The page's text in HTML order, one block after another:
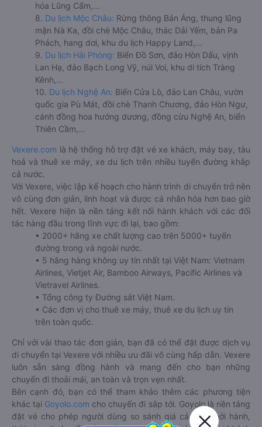
hóa Lũng Cẩm,...
8. Du lịch Mộc Châu: Rừng thông Bản Áng, thung lũng
mận Nà Ka, đồi chè Mộc Châu, thác Dải Yếm, bản Pa
Phách, hang dơi, khu du lịch Happy Land,...
9. Du lịch Hải Phòng: Biển Đồ Sơn, đảo Hòn Dấu, vịnh
Lan Hạ, đảo Bạch Long Vỹ, núi Voi, khu di tích Tràng
Kênh,...
10. Du lịch Nghệ An: Biển Cửa Lò, đảo Lan Châu, vườn
quốc gia Pù Mát, đồi chè Thanh Chương, đảo Hòn Ngư,
cánh đồng hoa hướng dương, đồng cừu Nghệ An, biển
Thiên Cầm,...
Vexere.com là hệ thống hỗ trợ đặt vé xe khách, máy bay, tàu
hoả và thuê xe máy, xe du lịch trên nhiều tuyến đường khắp
cả nước.
Với Vexere, việc lập kế hoạch cho hành trình di chuyển trở nên
vô cùng đơn giản, linh hoạt và được cá nhân hóa hơn bao giờ
hết. Vexere hiện là nền tảng kết nối hành khách với các đối
tác hàng đầu trong lĩnh vực đi lại, bao gồm:
• 2000+ hãng xe chất lượng cao trên 5000+ tuyến
đường trong và ngoài nước.
• 5 hãng hàng không uy tín nhất tại Việt Nam: Vietnam
Airlines, Vietjet Air, Bamboo Airways, Pacific Airlines và
Vietravel Airlines.
• Tổng công ty Đường sắt Việt Nam.
• Các đơn vị cho thuê xe máy, thuê xe du lịch uy tín
trên toàn quốc.
Chỉ với vài thao tác đơn giản, bạn đã có thể đặt được dịch vụ
di chuyển tại Vexere với nhiều ưu đãi vô cùng hấp dẫn. Vexere
luôn sẵn sàng đồng hành và mang đến cho bạn những
chuyến đi thoải mái, an toàn và trọn vẹn nhất.
Bên cạnh đó, bạn có thể tham khảo thêm các phương tiện
khác tại Goyolo.com cho chuyến đi sắp tới. Goyolo là nền tảng
đặt vé cho phép người dùng so sánh giá cả, giờ khởi hành,